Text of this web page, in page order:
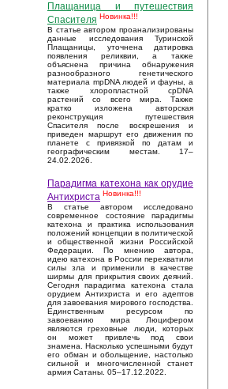
Плащаница и путешествия
Спасителя Новинка!!!
В статье автором проанализированы
данные исследования Туринской
Плащаницы, уточнена датировка
появления реликвии, а также
объяснена причина обнаружения
разнообразного генетического
материала mpDNA людей и фауны, а
также хлоропластной cpDNA
растений со всего мира. Также
кратко изложена авторская
реконструкция путешествия
Спасителя после воскрешения и
приведен маршрут его движения по
планете с привязкой по датам и
географическим местам. 17–
24.02.2026.
Парадигма катехона как орудие
Антихриста Новинка!!!
В статье автором исследовано
современное состояние парадигмы
катехона и практика использования
положений концепции в политической
и общественной жизни Российской
Федерации. По мнению автора,
идею катехона в России перехватили
силы зла и применили в качестве
ширмы для прикрытия своих деяний.
Сегодня парадигма катехона стала
орудием Антихриста и его адептов
для завоевания мирового господства.
Единственным ресурсом по
завоеванию мира Люцифером
являются греховные люди, которых
он может привлечь под свои
знамена. Насколько успешными будут
его обман и обольщение, настолько
сильной и многочисленной станет
армия Сатаны. 05–17.12.2022.